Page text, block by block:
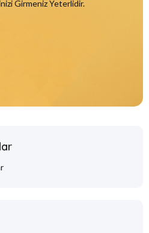
Girmeniz Yeterlidir.